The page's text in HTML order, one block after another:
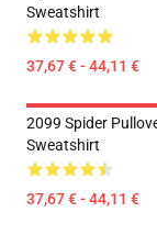
Sweatshirt
37,67 € - 44,11 €
2099 Spider
Sweatshirt
37,67 € - 44,11 €